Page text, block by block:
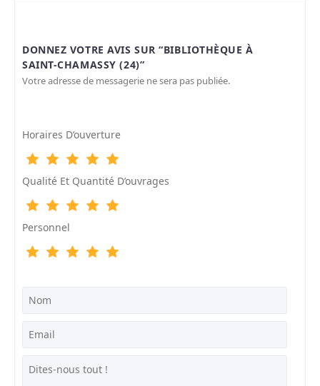
DONNEZ VOTRE AVIS SUR “BIBLIOTHÈQUE À
SAINT-CHAMASSY (24)”
Votre adresse de messagerie ne sera pas publiée.
Horaires D’ouverture
Qualité Et Quantité D’ouvrages
Personnel